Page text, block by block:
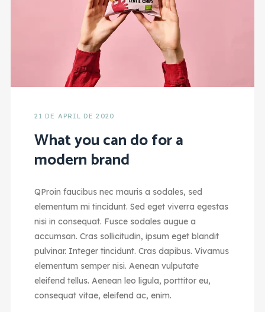
21 DE APRIL DE 2020
What you can do for a
modern brand
QProin faucibus nec mauris a sodales, sed
elementum mi tincidunt. Sed eget viverra egestas
nisi in consequat. Fusce sodales augue a
accumsan. Cras sollicitudin, ipsum eget blandit
pulvinar. Integer tincidunt. Cras dapibus. Vivamus
elementum semper nisi. Aenean vulputate
eleifend tellus. Aenean leo ligula, porttitor eu,
consequat vitae, eleifend ac, enim.